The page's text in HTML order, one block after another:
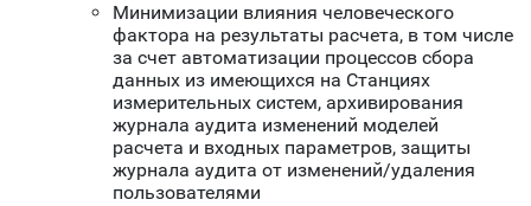
Минимизации влияния человеческого
фактора на результаты расчета, в том числе
за счет автоматизации процессов сбора
данных из имеющихся на Станциях
измерительных систем, архивирования
журнала аудита изменений моделей
расчета и входных параметров, защиты
журнала аудита от изменений/удаления
пользователями